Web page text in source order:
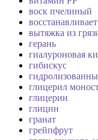
воск пчелиный
вытяжка из
герань
гиалуроновая
гибискус
глицерил
глицерин
глицин
гранат
грейпфрут